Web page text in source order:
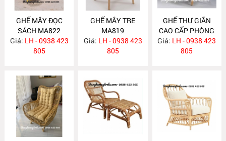
GHẾ MÂY ĐỌC
SÁCH MA822
Giá: LH - 0938 423
805
GHẾ MÂY TRE
MA819
Giá: LH - 0938 423
805
GHẾ THƯ GIÃN
CAO CẤP PHÒNG
KHÁCH MA818
Giá: LH - 0938 423
805